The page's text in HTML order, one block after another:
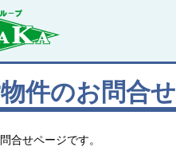
件のお問合せ
合せページです。